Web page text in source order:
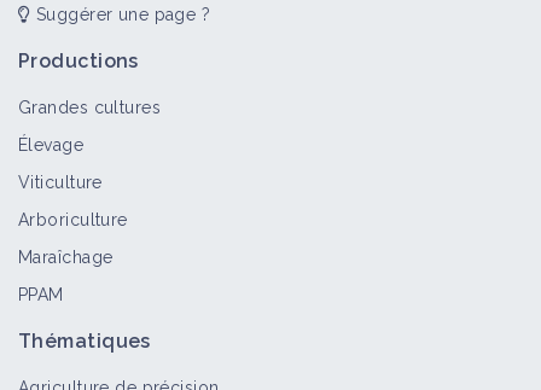
Suggérer une page ?
Productions
Grandes cultures
Élevage
Viticulture
Arboriculture
Maraîchage
PPAM
Thématiques